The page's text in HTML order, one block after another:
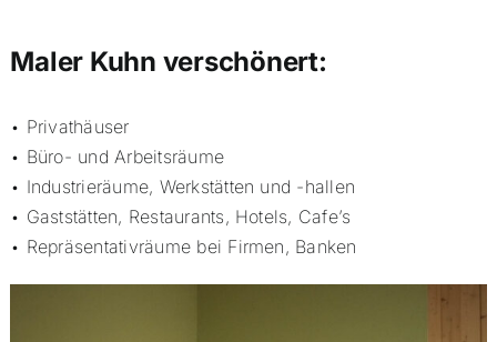
Maler Kuhn verschönert:
• Privathäuser
• Büro- und Arbeitsräume
• Industrieräume, Werkstätten und -hallen
• Gaststätten, Restaurants, Hotels, Cafe’s
• Repräsentativräume bei Firmen, Banken